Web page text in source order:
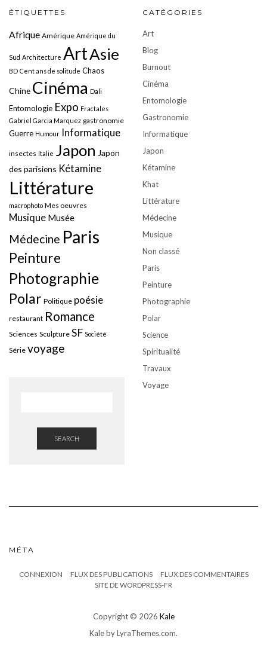
ÉTIQUETTES
Afrique Amérique Amérique du
Sud Architecture ArtAsie
BD Cent ans de solitude Chaos
Chine Cinéma Dali
Entomologie Expo Fractales
Gabriel Garcia Marquez gastronomie
Guerre Humour Informatique
insectes Italie Japon Japon
des parisiens Kétamine
Littérature
macrophoto Mes oeuvres
Musique Musée
Médecine Paris
Peinture
Photographie
Polar Politique poésie
restaurant Romance
Sciences Sculpture SF Société
Série voyage
SEARCH
CATÉGORIES
Art
Blog
Burnout
Cinéma
Entomologie
Gastronomie
Informatique
Japon
Kétamine
Khat
Littérature
Médecine
Musique
Non classé
Paris
Peinture
Photographie
Polar
Science
Spiritualité
Travaux
Voyage
MÉTA
CONNEXION FLUX DES PUBLICATIONS
FLUX DES COMMENTAIRES
SITE DE WORDPRESS-FR
Copyright © 2026 Kale
Kaleby LyraThemes.com.